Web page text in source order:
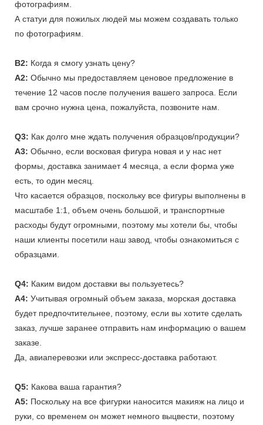
фотографиям.
А статуи для пожилых людей мы можем создавать только
по фотографиям.
В2: Когда я смогу узнать цену?
A2: Обычно мы предоставляем ценовое предложение в
течение 12 часов после получения вашего запроса. Если
вам срочно нужна цена, пожалуйста, позвоните нам.
Q3: Как долго мне ждать получения образцов/продукции?
A3: Обычно, если восковая фигура новая и у нас нет
формы, доставка занимает 4 месяца, а если форма уже
есть, то один месяц.
Что касается образцов, поскольку все фигуры выполнены в
масштабе 1:1, объем очень большой, и транспортные
расходы будут огромными, поэтому мы хотели бы, чтобы
наши клиенты посетили наш завод, чтобы ознакомиться с
образцами.
Q4: Каким видом доставки вы пользуетесь?
A4: Учитывая огромный объем заказа, морская доставка
будет предпочтительнее, поэтому, если вы хотите сделать
заказ, лучше заранее отправить нам информацию о вашем
заказе.
Да, авиаперевозки или экспресс-доставка работают.
Q5: Какова ваша гарантия?
A5: Поскольку на все фигурки наносится макияж на лицо и
руки, со временем он может немного выцвести, поэтому